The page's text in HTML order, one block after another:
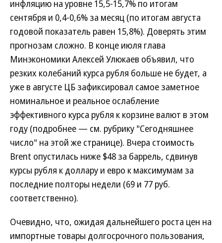
инфляцию на уровне 15,5-15,7% по итогам
сентября и 0,4-0,6% за месяц (по итогам августа
годовой показатель равен 15,8%). Доверять этим
прогнозам сложно. В конце июля глава
Минэкономики Алексей Улюкаев объявил, что
резких колебаний курса рубля больше не будет, а
уже в августе ЦБ зафиксировал самое заметное
номинальное и реальное ослабление
эффективного курса рубля к корзине валют в этом
году (подробнее — см. рубрику "Сегодняшнее
число" на этой же странице). Вчера стоимость
Brent опустилась ниже $48 за баррель, сдвинув
курсы рубля к доллару и евро к максимумам за
последние полторы недели (69 и 77 руб.
соответственно).
Очевидно, что, ожидая дальнейшего роста цен на
импортные товары долгосрочного пользования,